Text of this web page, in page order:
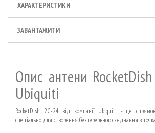
ХАРАКТЕРИСТИКИ
ЗАВАНТАЖИТИ
Опис антени
Ubiquiti
RocketDish 2G-24 від компанії Ubiquiti - це
спеціально для створення безперервного з'єднання з